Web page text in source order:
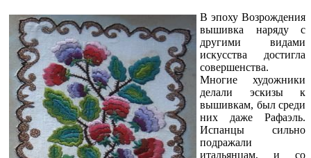
В эпоху Возрождения
вышивка наряду с
другими видами
искусства достигла
совершенства.
Многие художники
делали эскизы к
вышивкам, был среди
них даже Рафаэль.
Испанцы сильно
подражали
итальянцам, и со